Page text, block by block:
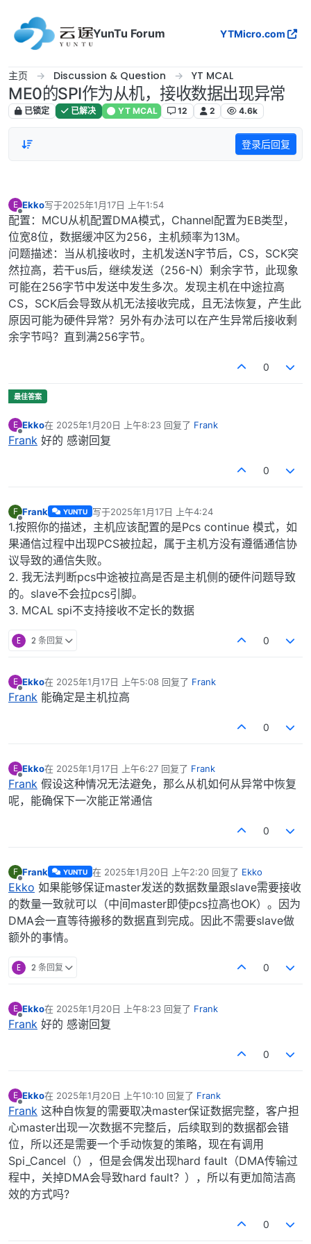
YunTu Forum
YTMicro.com
主页 Discussion & Question YT MCAL
ME0的SPI作为从机，接收数据出现异常
已锁定 已解决 YT MCAL 12 2 4.6k
登录后回复
E
离线
Ekko写于2025年1月17日 上午1:54
最后由 编辑
配置：MCU从机配置DMA模式，Channel配置为EB类型，
位宽8位，数据缓冲区为256，主机频率为13M。
问题描述：当从机接收时，主机发送N字节后，CS，SCK突
然拉高，若干us后，继续发送（256-N）剩余字节，此现象
可能在256字节中发送中发生多次。发现主机在中途拉高
CS，SCK后会导致从机无法接收完成，且无法恢复，产生此
原因可能为硬件异常？另外有办法可以在产生异常后接收剩
余字节吗？直到满256字节。
0
E
离线
Ekko在 2025年1月20日 上午8:23 回复了 Frank
最后由 编辑
Frank 好的 感谢回复
0
F
离线
Frank YUNTU 写于2025年1月17日 上午4:24
最后由 编辑
1.按照你的描述，主机应该配置的是Pcs continue 模式，如
果通信过程中出现PCS被拉起，属于主机方没有遵循通信协
议导致的通信失败。
2. 我无法判断pcs中途被拉高是否是主机侧的硬件问题导致
的。slave不会拉pcs引脚。
3. MCAL spi不支持接收不定长的数据
E 2 条回复 0
E
离线
Ekko在 2025年1月17日 上午5:08 回复了 Frank
最后由 编辑
Frank 能确定是主机拉高
0
E
离线
Ekko在 2025年1月17日 上午6:27 回复了 Frank
最后由 编辑
Frank 假设这种情况无法避免，那么从机如何从异常中恢复
呢，能确保下一次能正常通信
0
F
离线
Frank YUNTU 在 2025年1月20日 上午2:20回复了 Ekko
最后由 编辑
Ekko 如果能够保证master发送的数据数量跟slave需要接收
的数量一致就可以（中间master即使pcs拉高也OK）。因为
DMA会一直等待搬移的数据直到完成。因此不需要slave做
额外的事情。
E 2 条回复 0
E
离线
Ekko在 2025年1月20日 上午8:23 回复了 Frank
最后由 编辑
Frank 好的 感谢回复
0
E
离线
Ekko在 2025年1月20日 上午10:10 回复了 Frank
最后由 编辑
Frank 这种自恢复的需要取决master保证数据完整，客户担
心master出现一次数据不完整后，后续取到的数据都会错
位，所以还是需要一个手动恢复的策略，现在有调用
Spi_Cancel（），但是会偶发出现hard fault（DMA传输过
程中，关掉DMA会导致hard fault？），所以有更加简洁高
效的方式吗?
0